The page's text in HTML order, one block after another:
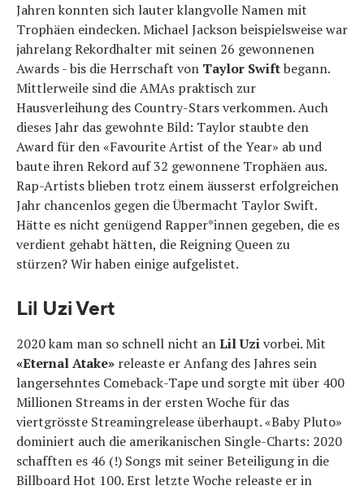
Jahren konnten sich lauter klangvolle Namen mit
Trophäen eindecken. Michael Jackson beispielsweise war
jahrelang Rekordhalter mit seinen 26 gewonnenen
Awards - bis die Herrschaft von Taylor Swiftbegann.
Mittlerweile sind die AMAs praktisch zur
Hausverleihung des Country-Stars verkommen. Auch
dieses Jahr das gewohnte Bild: Taylor staubte den
Award für den «Favourite Artist of the Year» ab und
baute ihren Rekord auf 32 gewonnene Trophäen aus.
Rap-Artists blieben trotz einem äusserst erfolgreichen
Jahr chancenlos gegen die Übermacht Taylor Swift.
Hätte es nicht genügend Rapper*innen gegeben, die es
verdient gehabt hätten, die Reigning Queen zu
stürzen? Wir haben einige aufgelistet.
Lil Uzi Vert
2020 kam man so schnell nicht anLil Uzivorbei. Mit
«Eternal Atake» releaste er Anfang des Jahres sein
langersehntes Comeback-Tape und sorgte mit über 400
Millionen Streams in der ersten Woche für das
viertgrösste Streamingrelease überhaupt. «Baby Pluto»
dominiert auch die amerikanischen Single-Charts: 2020
schafften es 46 (!) Songs mit seiner Beteiligung in die
Billboard Hot 100. Erst letzte Woche releaste er in